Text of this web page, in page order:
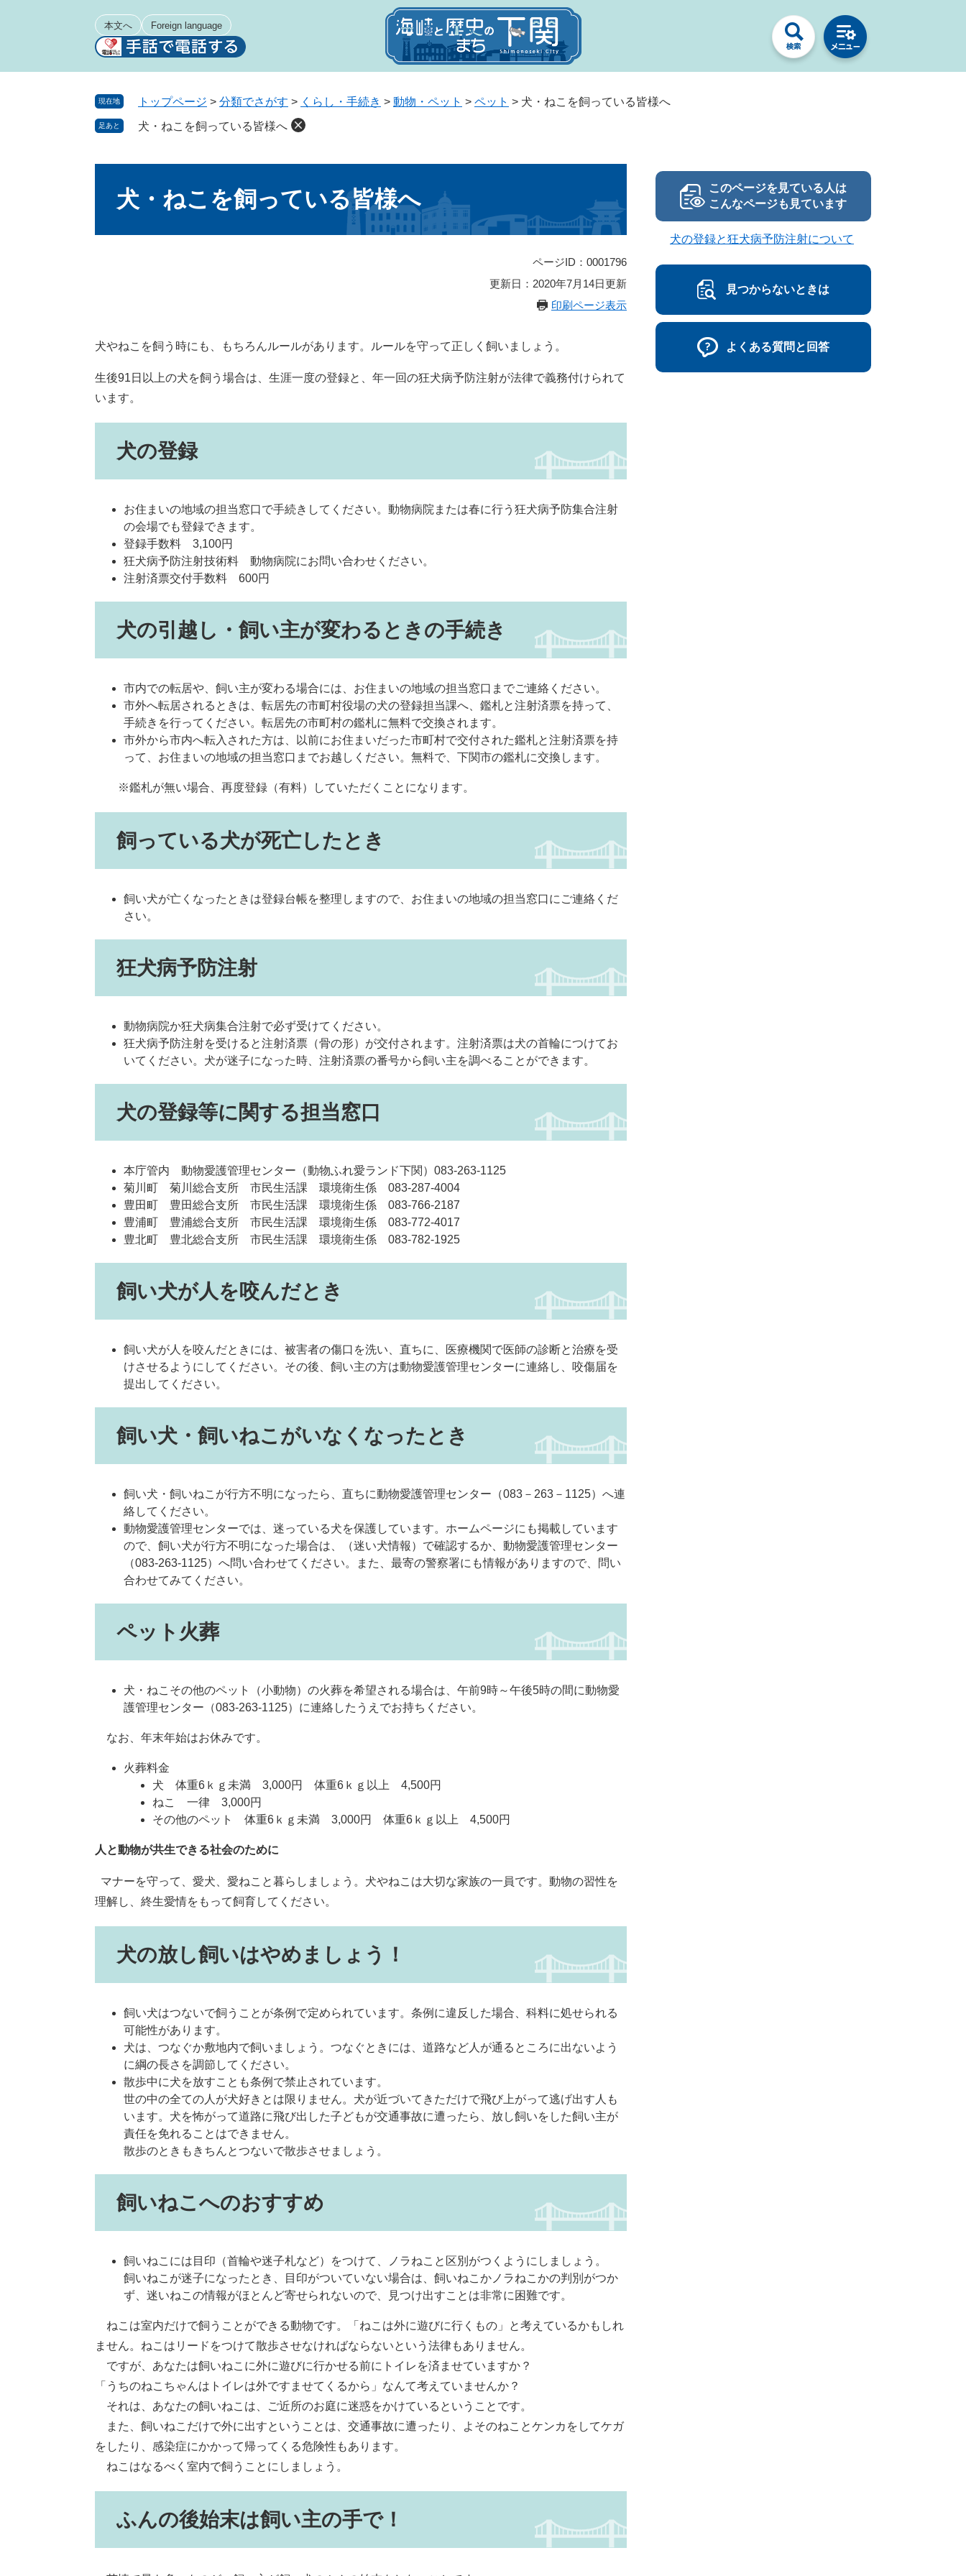
本文へ Foreign language
現在地 トップページ > 分類でさがす > くらし・手続き > 動物・ペット > ペット > 犬・ねこを飼っている皆様へ
足あと 犬・ねこを飼っている皆様へ
犬・ねこを飼っている皆様へ
ページID：0001796
更新日：2020年7月14日更新
印刷ページ表示
犬やねこを飼う時にも、もちろんルールがあります。ルールを守って正しく飼いましょう。
生後91日以上の犬を飼う場合は、生涯一度の登録と、年一回の狂犬病予防注射が法律で義務付けられて
います。
犬の登録
お住まいの地域の担当窓口で手続きしてください。動物病院または春に行う狂犬病予防集合注射
の会場でも登録できます。
登録手数料 3,100円
狂犬病予防注射技術料 動物病院にお問い合わせください。
注射済票交付手数料 600円
犬の引越し・飼い主が変わるときの手続き
市内での転居や、飼い主が変わる場合には、お住まいの地域の担当窓口までご連絡ください。
市外へ転居されるときは、転居先の市町村役場の犬の登録担当課へ、鑑札と注射済票を持って、
手続きを行ってください。転居先の市町村の鑑札に無料で交換されます。
市外から市内へ転入された方は、以前にお住まいだった市町村で交付された鑑札と注射済票を持
って、お住まいの地域の担当窓口までお越しください。無料で、下関市の鑑札に交換します。
※鑑札が無い場合、再度登録（有料）していただくことになります。
飼っている犬が死亡したとき
飼い犬が亡くなったときは登録台帳を整理しますので、お住まいの地域の担当窓口にご連絡くだ
さい。
狂犬病予防注射
動物病院か狂犬病集合注射で必ず受けてください。
狂犬病予防注射を受けると注射済票（骨の形）が交付されます。注射済票は犬の首輪につけてお
いてください。犬が迷子になった時、注射済票の番号から飼い主を調べることができます。
犬の登録等に関する担当窓口
本庁管内 動物愛護管理センター（動物ふれ愛ランド下関）083-263-1125
菊川町 菊川総合支所 市民生活課 環境衛生係 083-287-4004
豊田町 豊田総合支所 市民生活課 環境衛生係 083-766-2187
豊浦町 豊浦総合支所 市民生活課 環境衛生係 083-772-4017
豊北町 豊北総合支所 市民生活課 環境衛生係 083-782-1925
飼い犬が人を咬んだとき
飼い犬が人を咬んだときには、被害者の傷口を洗い、直ちに、医療機関で医師の診断と治療を受
けさせるようにしてください。その後、飼い主の方は動物愛護管理センターに連絡し、咬傷届を
提出してください。
飼い犬・飼いねこがいなくなったとき
飼い犬・飼いねこが行方不明になったら、直ちに動物愛護管理センター（083－263－1125）へ連
絡してください。
動物愛護管理センターでは、迷っている犬を保護しています。ホームページにも掲載しています
ので、飼い犬が行方不明になった場合は、（迷い犬情報）で確認するか、動物愛護管理センター
（083-263-1125）へ問い合わせてください。また、最寄の警察署にも情報がありますので、問い
合わせてみてください。
ペット火葬
犬・ねこその他のペット（小動物）の火葬を希望される場合は、午前9時～午後5時の間に動物愛
護管理センター（083-263-1125）に連絡したうえでお持ちください。
なお、年末年始はお休みです。
火葬料金
犬 体重6ｋｇ未満 3,000円 体重6ｋｇ以上 4,500円
ねこ 一律 3,000円
その他のペット 体重6ｋｇ未満 3,000円 体重6ｋｇ以上 4,500円
人と動物が共生できる社会のために
マナーを守って、愛犬、愛ねこと暮らしましょう。犬やねこは大切な家族の一員です。動物の習性を
理解し、終生愛情をもって飼育してください。
犬の放し飼いはやめましょう！
飼い犬はつないで飼うことが条例で定められています。条例に違反した場合、科料に処せられる
可能性があります。
犬は、つなぐか敷地内で飼いましょう。つなぐときには、道路など人が通るところに出ないよう
に綱の長さを調節してください。
散歩中に犬を放すことも条例で禁止されています。
世の中の全ての人が犬好きとは限りません。犬が近づいてきただけで飛び上がって逃げ出す人も
います。犬を怖がって道路に飛び出した子どもが交通事故に遭ったら、放し飼いをした飼い主が
責任を免れることはできません。
散歩のときもきちんとつないで散歩させましょう。
飼いねこへのおすすめ
飼いねこには目印（首輪や迷子札など）をつけて、ノラねこと区別がつくようにしましょう。
飼いねこが迷子になったとき、目印がついていない場合は、飼いねこかノラねこかの判別がつか
ず、迷いねこの情報がほとんど寄せられないので、見つけ出すことは非常に困難です。
ねこは室内だけで飼うことができる動物です。「ねこは外に遊びに行くもの」と考えているかもしれ
ません。ねこはリードをつけて散歩させなければならないという法律もありません。
ですが、あなたは飼いねこに外に遊びに行かせる前にトイレを済ませていますか？
「うちのねこちゃんはトイレは外ですませてくるから」なんて考えていませんか？
それは、あなたの飼いねこは、ご近所のお庭に迷惑をかけているということです。
また、飼いねこだけで外に出すということは、交通事故に遭ったり、よそのねことケンカをしてケガ
をしたり、感染症にかかって帰ってくる危険性もあります。
ねこはなるべく室内で飼うことにしましょう。
ふんの後始末は飼い主の手で！
このページを見ている人は
こんなページも見ています
犬の登録と狂犬病予防注射について
見つからないときは
よくある質問と回答